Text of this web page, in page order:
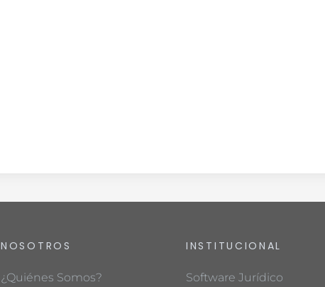
NOSOTROS
¿Quiénes Somos?
INSTITUCIONAL
Software Jurídico